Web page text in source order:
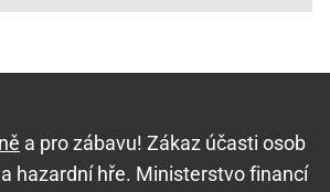
a pro zábavu! Zákaz účasti osob
hazardní hře. Ministerstvo financí